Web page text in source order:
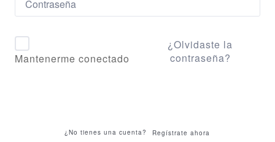
Mantenerme conectado
¿Olvidaste la
contraseña?
¿No tienes una cuenta? Regístrate ahora